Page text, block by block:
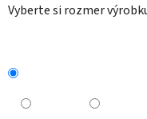
Vyberte si rozmer